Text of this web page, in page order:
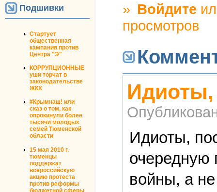
Подшивки
Стартует
общественная
кампания против
Центра "Э"
КОРРУПЦИОННЫЕ
уши торчат в
законодательстве
ЖКХ
#Крымнаш! или
сказ о том, как
опрокинули более
тысячи молодых
семей Тюменской
области
15 мая 2010 г.
тюменцы
поддержат
всероссийскую
акцию протеста
против реформы
бюджетной сферы
» Войдите
просмотров
Идиоты,
очередную
войны, а